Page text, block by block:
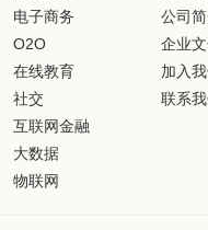
电子商务
O2O
在线教育
社交
互联网金融
大数据
物联网
公司
企业
加入
联系